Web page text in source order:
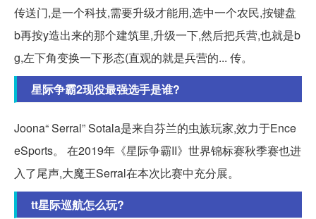
传送门,是一个科技,需要升级才能用,选中一个农民,按键盘
b再按y造出来的那个建筑里,升级一下,然后把兵营,也就是b
g,左下角变换一下形态(直观的就是兵营的... 传。
星际争霸2现役最强选手是谁?
Joona“ Serral” Sotala是来自芬兰的虫族玩家,效力于Ence
eSports。 在2019年《星际争霸II》世界锦标赛秋季赛也进
入了尾声,大魔王Serral在本次比赛中充分展。
tt星际巡航怎么玩?